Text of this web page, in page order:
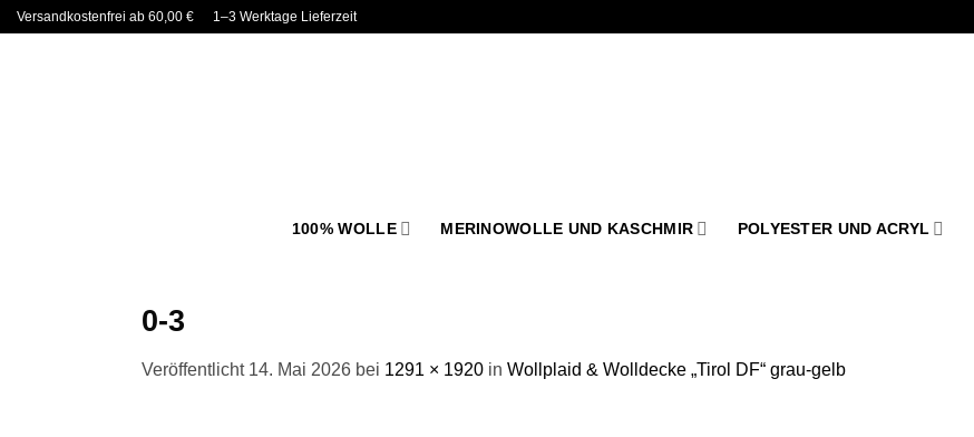
ZumVersandkostenfrei ab 60,00 € 1–3 Werktage Lieferzeit
100% WOLLE MERINOWOLLE UND KASCHMIR POLYESTER UND ACRYL
0-3
Veröffentlicht 14. Mai 2026 bei 1291 × 1920 in Wollplaid & Wolldecke „Tirol DF“ grau-gelb